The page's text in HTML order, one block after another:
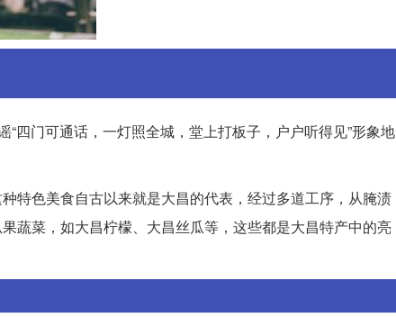
四门可通话，一灯照全城，堂上打板子，户户听得见”形象地
特色美食自古以来就是大昌的代表，经过多道工序，从腌渍
蔬菜，如大昌柠檬、大昌丝瓜等，这些都是大昌特产中的亮